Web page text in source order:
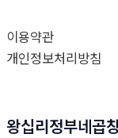
이용약관
개인정보처리방침
왕십리정부네곱